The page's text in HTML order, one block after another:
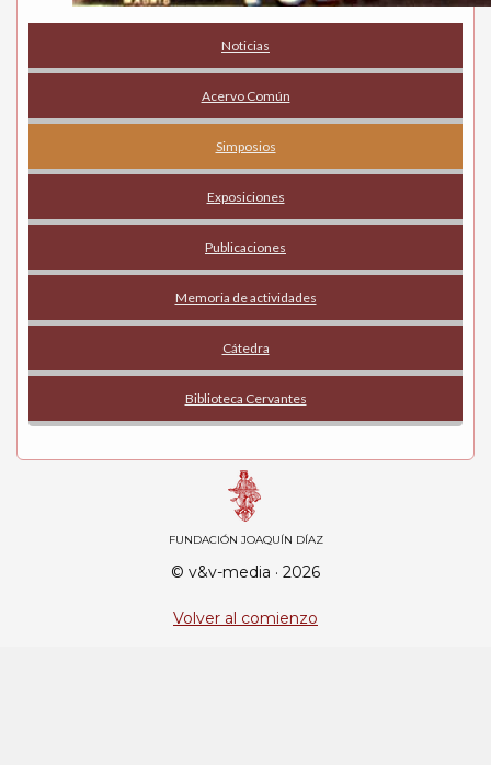
Noticias
Acervo Común
Simposios
Exposiciones
Publicaciones
Memoria de actividades
Cátedra
Biblioteca Cervantes
FUNDACIÓN JOAQUÍN DÍAZ
© v&v-media · 2026
Volver al comienzo